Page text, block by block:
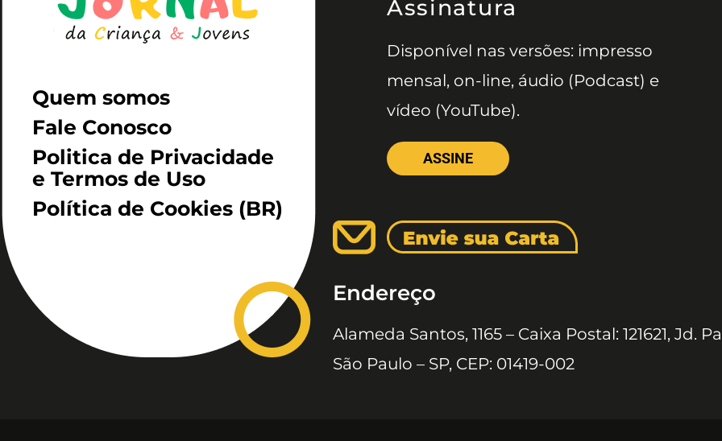
Quem somos
Fale Conosco
Politica de Privacidade
e Termos de Uso
Política de Cookies (BR)
Assinatura
Disponível nas versões: impresso
mensal, on-line, áudio (Podcast) e
vídeo (YouTube).
ASSINE
Endereço
Alameda Santos, 1165 – Caixa Postal: 121621, Jd.
São Paulo – SP, CEP: 01419-002